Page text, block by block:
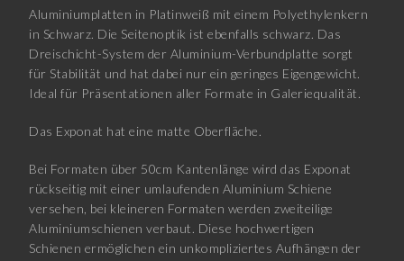
Aluminiumplatten in Platinweiß mit einem Polyethylenkern
in Schwarz. Die Seitenoptik ist ebenfalls schwarz. Das
Dreischicht-System der Aluminium-Verbundplatte sorgt
für Stabilität und hat dabei nur ein geringes Eigengewicht.
Ideal für Präsentationen aller Formate in Galeriequalität.
Das Exponat hat eine matte Oberfläche.
Bei Formaten über 50cm Kantenlänge wird das Exponat
rückseitig mit einer umlaufenden Aluminium Schiene
versehen, bei kleineren Formaten werden zweiteilige
Aluminiumschienen verbaut. Diese hochwertigen
Schienen ermöglichen ein unkompliziertes Aufhängen der